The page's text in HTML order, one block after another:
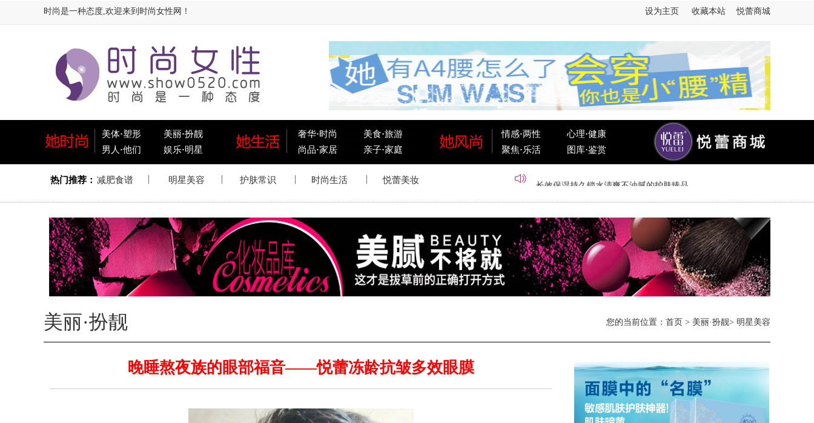
时尚是一种态度,欢迎来到时尚女性网！ 设为主页 收藏本站 悦蕾商城
美体·塑形 美丽·扮靓
男人 ·他们 娱乐·明星
奢华·时尚 美食·旅游
尚品·家居 亲子·家庭
情感·两性 心理·健康
聚焦·乐活 图库·鉴赏
美丽·扮靓 您的当前位置： 首页 > 美丽·扮靓> 明星美容
晚睡熬夜族的眼部福音——悦蕾冻龄抗皱多效眼膜